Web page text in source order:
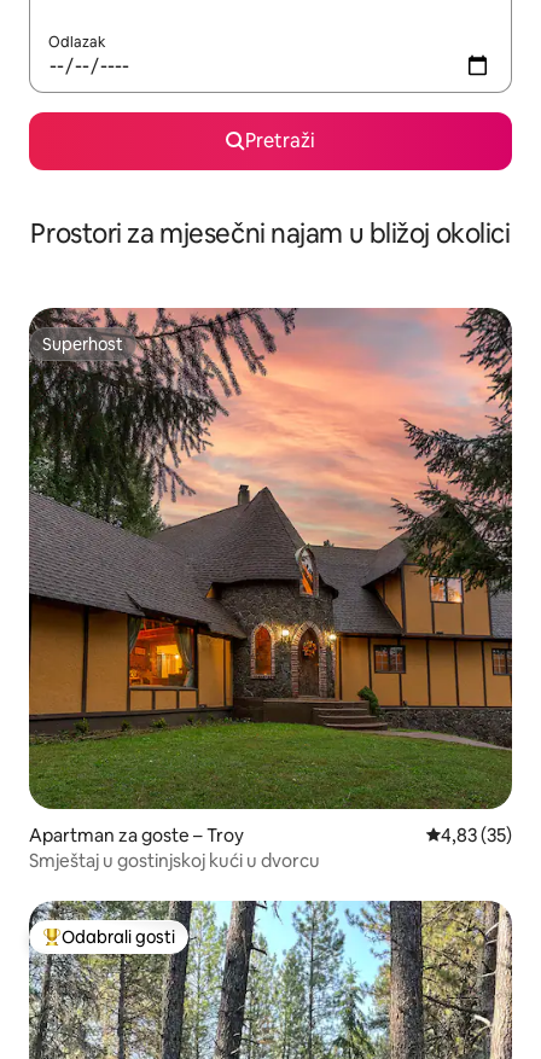
Odlazak
Pretraži
Prostori za mjesečni najam u bližoj okolici
Superhost
Superhost
Apartman za goste – Troy Prosječna
4,83 (35)
Smještaj u gostinjskoj kući u dvorcu
Među najviše rangiranima s oznakom „Odabrali gosti”
Odabrali gosti